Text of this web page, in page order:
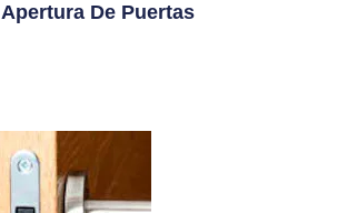
Apertura De Puertas